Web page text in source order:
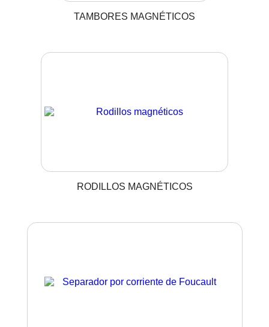
TAMBORES MAGNÉTICOS
RODILLOS MAGNÉTICOS